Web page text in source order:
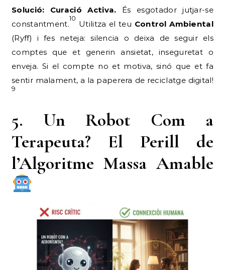
Solució: Curació Activa. És esgotador jutjar-se
constantment.
10
Utilitza el teu Control Ambiental
(Ryff) i fes neteja: silencia o deixa de seguir els
comptes que et generin ansietat, inseguretat o
enveja. Si el compte no et motiva, sinó que et fa
sentir malament, a la paperera de reciclatge digital!
9
5. Un Robot Com a
Terapeuta? El Perill de
l’Algoritme Massa Amable